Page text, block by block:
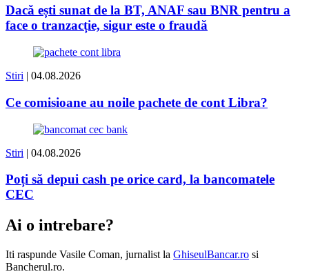
Dacă ești sunat de la BT, ANAF sau BNR pentru a
face o tranzacție, sigur este o fraudă
Stiri | 04.08.2026
Ce comisioane au noile pachete de cont Libra?
Stiri | 04.08.2026
Poți să depui cash pe orice card, la bancomatele
CEC
Ai o intrebare?
Iti raspunde Vasile Coman, jurnalist la GhiseulBancar.ro si
Bancherul.ro.